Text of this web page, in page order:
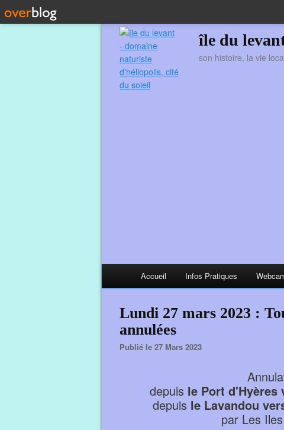
île du
son histoire, la vie
Accueil Infos Pratiques
Lundi 27 mars 2023 :
annulées
Publié le 27 Mars 2023
depuis le Port d'Hyères
depuis le Lavandou
par Les